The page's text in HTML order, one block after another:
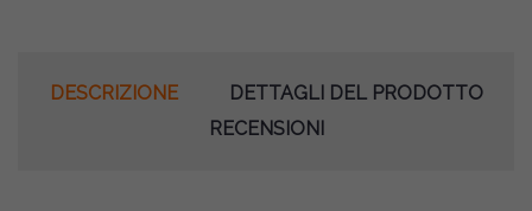
DESCRIZIONE
DETTAGLI DEL PRODOTTO
RECENSIONI